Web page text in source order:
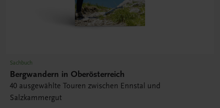
Sachbuch
Bergwandern in Oberösterreich
40 ausgewählte Touren zwischen Ennstal und
Salzkammergut